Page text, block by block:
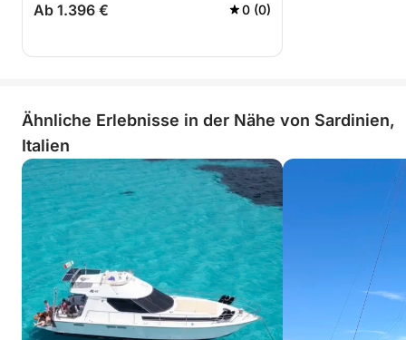
Ab 1.396 € 0 (0)
Ähnliche Erlebnisse in der Nähe von Sardinien,
Italien